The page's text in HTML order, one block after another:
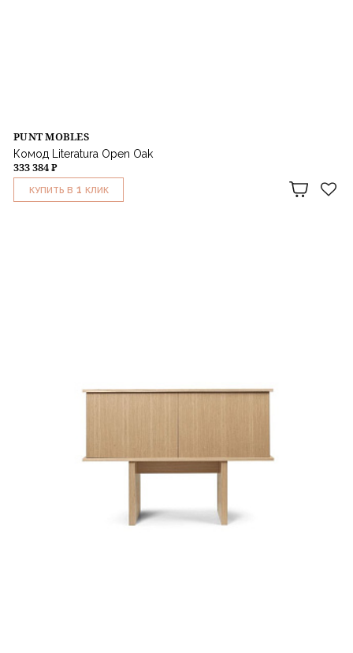
PUNT MOBLES
Комод Literatura Open Oak
333 384 ₽
КУПИТЬ В 1 КЛИК